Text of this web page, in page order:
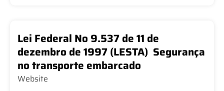
Lei Federal No 9.537 de 11 de
dezembro de 1997 (LESTA)  Segurança
no transporte embarcado
Website